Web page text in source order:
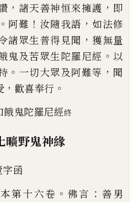
， 諸天善神恒來擁護 ， 即
。 阿難 ！ 汝隨我語 ， 如法修
諸眾生普得見聞 ， 獲無量
鬼及苦眾生陀羅尼經 。 以
。 一切大眾及阿難等 ， 聞
， 歡喜奉行 。
餓鬼陀羅尼經終
曠野鬼神緣
字函
第十六卷 。 佛言 ： 善男